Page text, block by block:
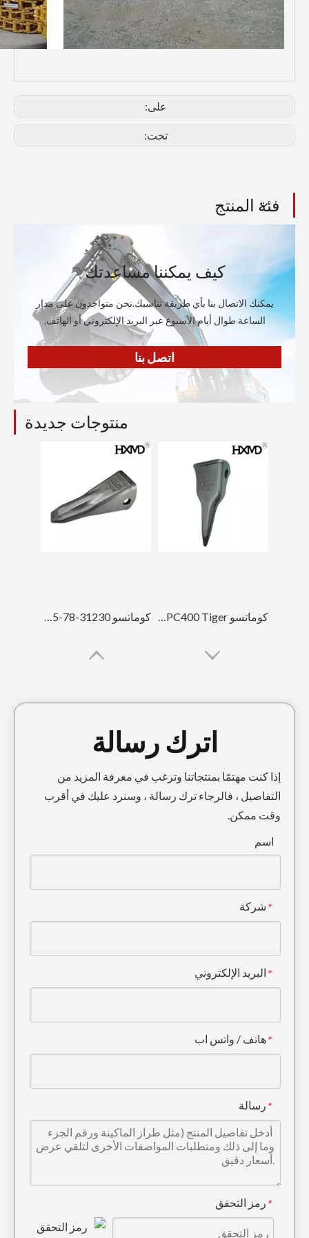
على:
تحت:
فئة المنتج
كيف يمكننا مساعدتك
يمكنك الاتصال بنا بأي طريقة تناسبك.نحن متواجدون على مدار
الساعة طوال أيام الأسبوع عبر البريد الإلكتروني أو الهاتف.
اتصل بنا
منتوجات جديدة
كوماتسو D85 175-78-31230 جرافة مزورة أسنان دلو كوماتسو PC400 Tiger حفارة الأسنان للهندسة 208-70-14152TL
أسنان حفارة البناء المصنوعة من سبائك الصلب عالية الجودة 205-70-19570RC
اترك رسالة
إذا كنت مهتمًا بمنتجاتنا وترغب في معرفة المزيد من
التفاصيل ، فالرجاء ترك رسالة ، وسنرد عليك في أقرب
وقت ممكن.
اسم
* شركة
* البريد الإلكتروني
*هاتف / واتس اب
* رسالة
* رمز التحقق